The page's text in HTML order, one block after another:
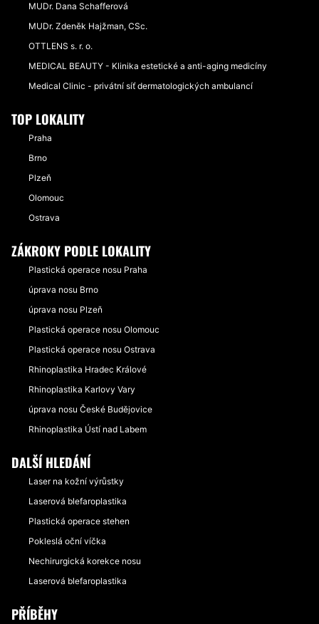
MUDr. Dana Schafferová
MUDr. Zdeněk Hajžman, CSc.
OTTLENS s. r. o.
MEDICAL BEAUTY - Klinika estetické a anti-aging medicíny
Medical Clinic - privátní síť dermatologických ambulancí
TOP LOKALITY
Praha
Brno
Plzeň
Olomouc
Ostrava
ZÁKROKY PODLE LOKALITY
Plastická operace nosu Praha
úprava nosu Brno
úprava nosu Plzeň
Plastická operace nosu Olomouc
Plastická operace nosu Ostrava
Rhinoplastika Hradec Králové
Rhinoplastika Karlovy Vary
úprava nosu České Budějovice
Rhinoplastika Ústí nad Labem
DALŠÍ HLEDÁNÍ
Laser na kožní výrůstky
Laserová blefaroplastika
Plastická operace stehen
Pokleslá oční víčka
Nechirurgická korekce nosu
Laserová blefaroplastika
PŘÍBĚHY